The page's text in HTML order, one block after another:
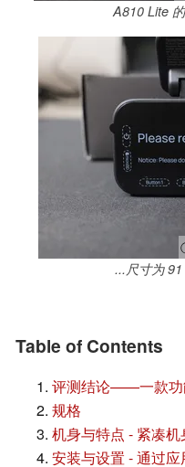
A810 Lite
...尺寸为 91
Table of Contents
评测结论——一款功
规格
机身与特点 - 紧凑
安装与设置 - 通过